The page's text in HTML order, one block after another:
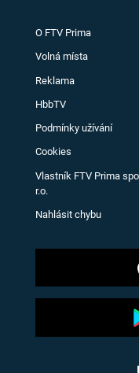
O FTV Prima
Volná místa
Reklama
HbbTV
Podmínky užívání
Cookies
Vlastník FTV Prima
r.o.
Nahlásit chybu